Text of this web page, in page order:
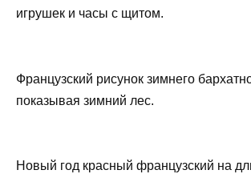
игрушек и часы с щитом.
Французский рисунок зимнего
показывая зимний лес.
Новый год красный французский на